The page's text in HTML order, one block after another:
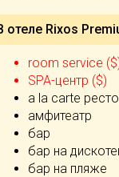
отеле Rixos
room service
SPA-центр ($)
а la carte
амфитеатр
бар
бар на
бар на пляже